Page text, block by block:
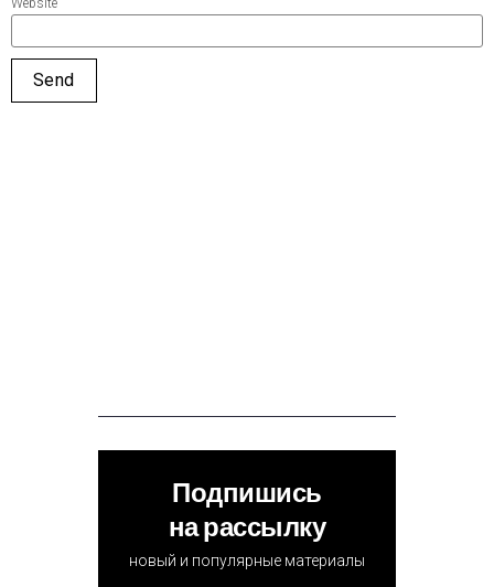
Website
Подпишись
на рассылку
новый и популярные материалы